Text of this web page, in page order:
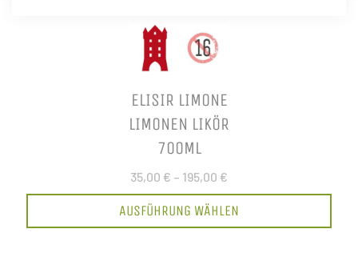
ELISIR LIMONE
LIMONEN LIKÖR
700ML
35,00 € – 195,00 €
AUSFÜHRUNG WÄHLEN